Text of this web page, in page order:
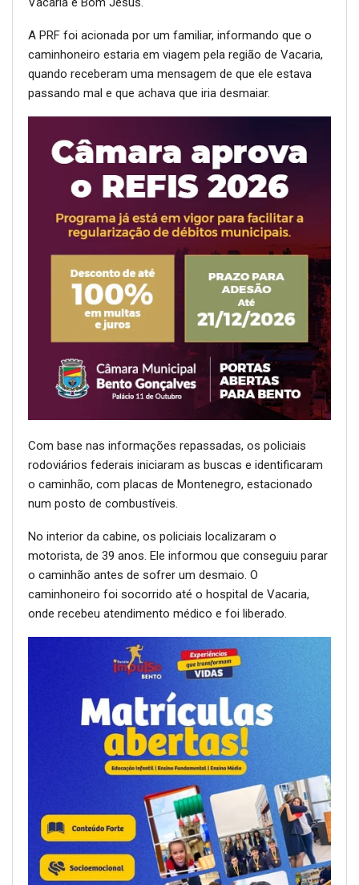
A PRF foi acionada por um familiar, informando que o
caminhoneiro estaria em viagem pela região de Vacaria,
quando receberam uma mensagem de que ele estava
passando mal e que achava que iria desmaiar.
Com base nas informações repassadas, os policiais
rodoviários federais iniciaram as buscas e identificaram
o caminhão, com placas de Montenegro, estacionado
num posto de combustíveis.
No interior da cabine, os policiais localizaram o
motorista, de 39 anos. Ele informou que conseguiu parar
o caminhão antes de sofrer um desmaio. O
caminhoneiro foi socorrido até o hospital de Vacaria,
onde recebeu atendimento médico e foi liberado.